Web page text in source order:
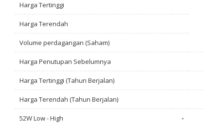
Harga Tertinggi
Harga Terendah
Volume perdagangan (Saham)
Harga Penutupan Sebelumnya
Harga Tertinggi (Tahun Berjalan)
Harga Terendah (Tahun Berjalan)
52W Low - High -